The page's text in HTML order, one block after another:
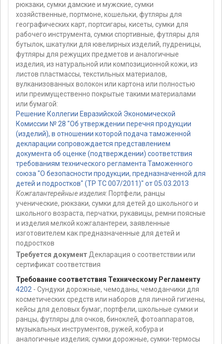
рюкзаки, сумки дамские и мужские, сумки
хозяйственные, портмоне, кошельки, футляры для
географических карт, портсигары, кисеты, сумки для
рабочего инструмента, сумки спортивные, футляры для
бутылок, шкатулки для ювелирных изделий, пудреницы,
футляры для режущих предметов и аналогичные
изделия, из натуральной или композиционной кожи, из
листов пластмассы, текстильных материалов,
вулканизованных волокон или картона или полностью
или преимущественно покрытые такими материалами
или бумагой:
Решение Коллегии Евразийской Экономической
Комиссии № 28 "Об утверждении перечня продукции
(изделий), в отношении которой подача таможенной
декларации сопровождается представлением
документа об оценке (подтверждении) соответствия
требованиям технического регламента Таможенного
союза "О безопасности продукции, предназначенной для
детей и подростков" (ТР ТС 007/2011)" от 05.03.2013
Кожгалантерейные изделия: Портфели, ранцы
ученические, рюкзаки, сумки для детей до школьного и
школьного возраста, перчатки, рукавицы, ремни поясные
и изделия мелкой кожгалантереи, заявленные
изготовителем как предназначенные для детей и
подростков
Требуется документ Декларация о соответствии или
сертификат соответствия
Требование соответствия Техническому Регламенту
4202 - Сундуки дорожные, чемоданы, чемоданчики для
косметических средств или наборов для личной гигиены,
кейсы для деловых бумаг, портфели, школьные сумки и
ранцы, футляры для очков, биноклей, фотоаппаратов,
музыкальных инструментов, ружей, кобура и
аналогичные изделия; сумки дорожные, сумки-термосы